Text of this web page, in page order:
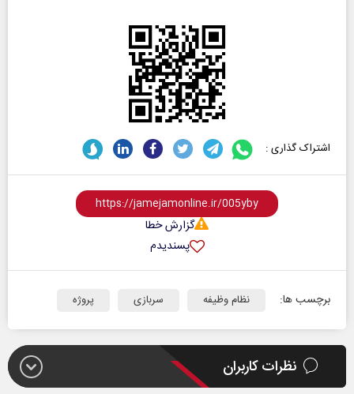
اشتراک گذاری :
گزارش خطا
پسندیدم
برچسب ها: نظام وظیفه سربازی پروژه
نظرات کاربران